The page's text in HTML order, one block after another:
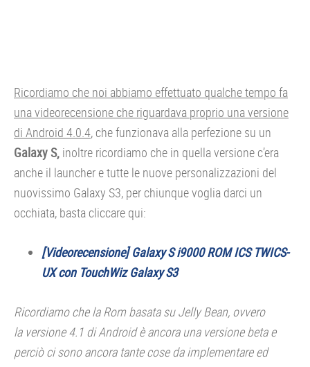
Ricordiamo che noi abbiamo effettuato qualche tempo fa
una videorecensione che riguardava proprio una versione
di Android 4.0.4, che funzionava alla perfezione su un
Galaxy S, inoltre ricordiamo che in quella versione c’era
anche il launcher e tutte le nuove personalizzazioni del
nuovissimo Galaxy S3, per chiunque voglia darci un
occhiata, basta cliccare qui:
[Videorecensione] Galaxy S i9000 ROM ICS TWICS-
UX con TouchWiz Galaxy S3
Ricordiamo che la Rom basata su Jelly Bean, ovvero
la versione 4.1 di Android è ancora una versione beta e
perciò ci sono ancora tante cose da implementare ed